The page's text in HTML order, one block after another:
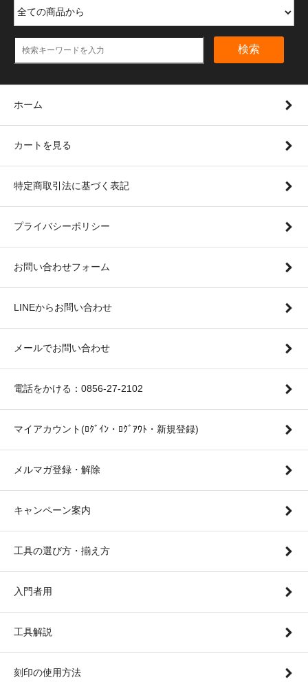
検索
ホーム
カートを見る
特定商取引法に基づく表記
プライバシーポリシー
お問い合わせフォーム
LINEからお問い合わせ
メールでお問い合わせ
電話をかける：0856-27-2102
マイアカウント(ﾛｸﾞｲﾝ・ﾛｸﾞｱｳﾄ・新規登録)
メルマガ登録・解除
キャンペーン案内
工具の選び方・揃え方
入門者用
工具解説
刻印の使用方法